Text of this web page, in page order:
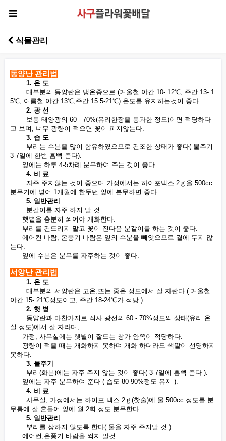
식물관리
동양난 관리법
1. 온 도
대부분의 동양란은 냉온종으로 (겨울철 야간 10- 12℃, 주간 13- 1
5℃, 여름철 야간 13℃,주간 15.5-21℃) 온도를 유지하는것이 좋다.
2. 광 선
보통 태양광의 60 - 70%(유리한장을 통과한 정도)이면 적당하다
고 보며, 너무 광량이 적으면 꽃이 피지않는다.
3. 습 도
뿌리는 수분을 많이 함유하였으므로 건조한 상태가 좋다( 물주기
3-7일에 한번 흠뻑 준다).
잎에는 하루 4-5차례 분무하여 주는 것이 좋다.
4. 비 료
자주 주지않는 것이 좋으며 가정에서는 하이포넥스 2ｇ을 500cc
분무기에 넣어 1개월에 한두번 잎에 분무하면 좋다.
5. 일반관리
분갈이를 자주 하지 말 것.
햇볕을 충분히 쐬어야 개화한다.
뿌리를 건드리지 말고 꽃이 진다음 분갈이를 하는 것이 좋다.
에어컨 바람, 온풍기 바람은 잎의 수분을 빼앗으므로 곁에 두지 않
는다.
잎에 수분은 분무를 자주하는 것이 좋다.
서양난 관리법
1. 온 도
대부분의 서양란은 고온,또는 중온 정도에서 잘 자란다 ( 겨울철
야간 15- 21℃정도이고, 주간 18-24℃가 적당 ).
2. 햇 볕
동양란과 마찬가지로 직사 광선의 60 - 70%정도의 상태(유리 온
실 정도)에서 잘 자라며,
가정, 사무실에는 햇볕이 잘드는 창가 안쪽이 적당하다.
광량이 적을 때는 개화하지 못하며 개화 하더라도 색깔이 선명하지
못하다.
3. 물주기
뿌리(화분)에는 자주 주지 않는 것이 좋다( 3-7일에 흠뻑 준다 ).
잎에는 자주 분무하여 준다 ( 습도 80-90%정도 유지 ).
4. 비 료
사무실, 가정에서는 하이포 넥스 2ｇ(찻술)에 물 500cc 정도를 분
무통에 잘 흔들어 잎에 월 2회 정도 분무한다.
5. 일반관리
뿌리를 상하지 않도록 한다( 물을 자주 주지말 것 ).
에어컨,온풍기 바람을 쐬지 말것.